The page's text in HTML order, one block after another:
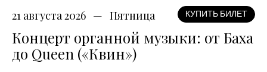
21 августа 2026 Пятница КУПИТЬ БИЛЕТ
Концерт органной музыки: от Баха
до Queen («Квин»)